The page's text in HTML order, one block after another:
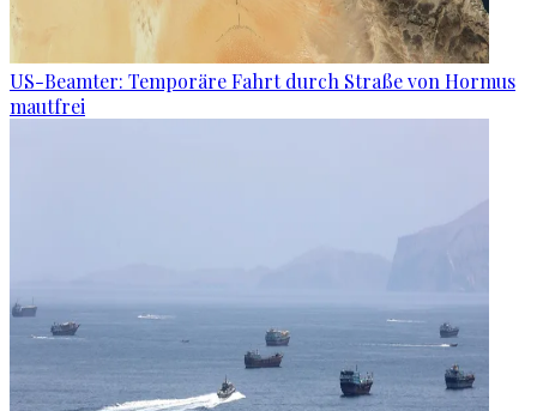
US-Beamter: Temporäre Fahrt durch Straße von Hormus
mautfrei